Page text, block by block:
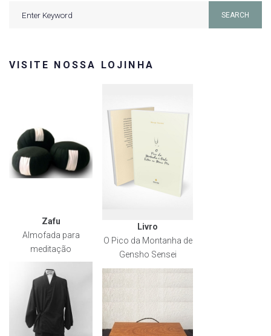
SEARCH
VISITE NOSSA LOJINHA
Zafu
Almofada para
meditação
Livro
O Pico da Montanha de
Gensho Sensei